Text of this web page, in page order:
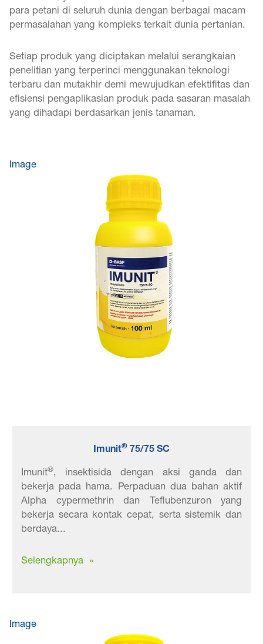
para petani di seluruh dunia dengan berbagai macam
permasalahan yang kompleks terkait dunia pertanian.
Setiap produk yang diciptakan melalui serangkaian
penelitian yang terperinci menggunakan teknologi
terbaru dan mutakhir demi mewujudkan efektifitas dan
efisiensi pengaplikasian produk pada sasaran masalah
yang dihadapi berdasarkan jenis tanaman.
Image
Imunit® 75/75 SC
Imunit®, insektisida dengan aksi ganda dan
bekerja pada hama. Perpaduan dua bahan aktif
Alpha cypermethrin dan Teflubenzuron yang
bekerja secara kontak cepat, serta sistemik dan
berdaya...
Selengkapnya »
Image